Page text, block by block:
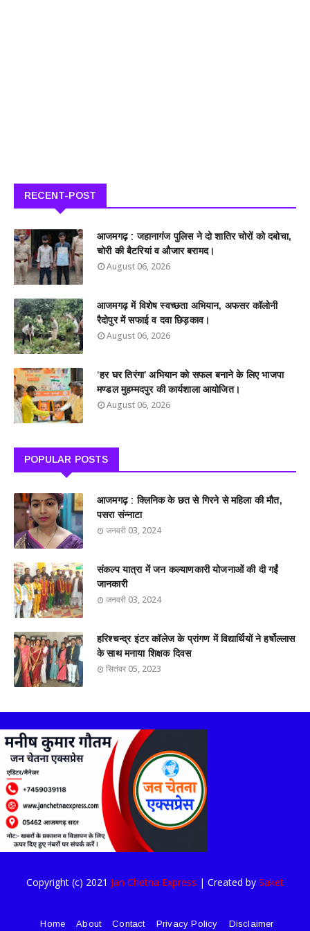
RECENT-POST
आजमगढ़ : जहानागंज पुलिस ने दो शातिर चोरों को दबोचा,
चोरी की बैटरियां व औजार बरामद।
August 06, 2026
आजमगढ़ में विशेष स्वच्छता अभियान, अफसर कॉलोनी
रैदोपुर में सफाई व दवा छिड़काव।
August 06, 2026
‘हर घर तिरंगा’ अभियान को सफल बनाने के लिए भाजपा
मण्डल मुहम्मदपुर की कार्यशाला आयोजित।
August 06, 2026
POPULAR POSTS
आजमगढ़ : क्लिनिक के छत से गिरने से महिला की मौत,
पसरा संन्नाटा
जनवरी 03, 2024
संकल्प यात्रा में जन कल्याणकारी योजनाओं की दी गईं
जानकारी
जनवरी 03, 2024
हरिश्चन्द्र इंटर कॉलेज के प्रांगण में विद्यार्थियों ने हर्षोल्लास
के साथ मनाया शिक्षक दिवस
सितंबर 05, 2023
Copyright (c) 2021 Jan Chetna Express | Created by Saket
Home About Contact Privacy Policy Disclaimer